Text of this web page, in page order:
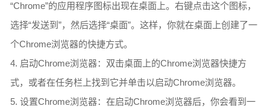
“Chrome”的应用程序图标出现在桌面上。右键点击这个图标，
选择“发送到”，然后选择“桌面”。这样，你就在桌面上创建了一
个Chrome浏览器的快捷方式。
4. 启动Chrome浏览器：双击桌面上的Chrome浏览器快捷方
式，或者在任务栏上找到它并单击以启动Chrome浏览器。
5. 设置Chrome浏览器：在启动Chrome浏览器后，你会看到一